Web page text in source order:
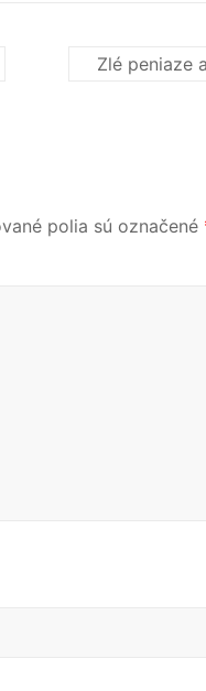
Zlé peniaze
polia sú označené